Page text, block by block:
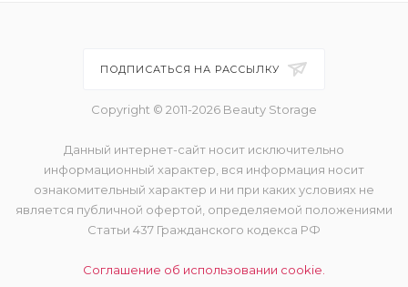
ПОДПИСАТЬСЯ НА РАССЫЛКУ
Copyright © 2011-2026 Beauty Storage
Данный интернет-сайт носит исключительно
информационный характер, вся информация носит
ознакомительный характер и ни при каких условиях не
является публичной офертой, определяемой положениями
Статьи 437 Гражданского кодекса РФ
Соглашение об использовании cookie.